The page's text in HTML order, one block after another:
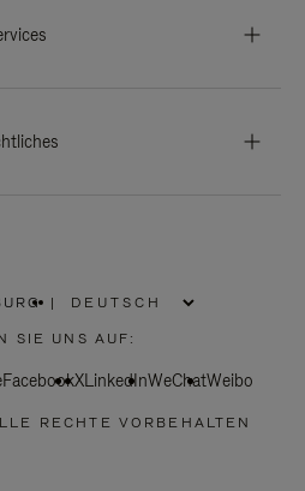
|
SIE UNS AUF:
FacebookXLinkedInWeChatWeibo
RECHTE VORBEHALTEN